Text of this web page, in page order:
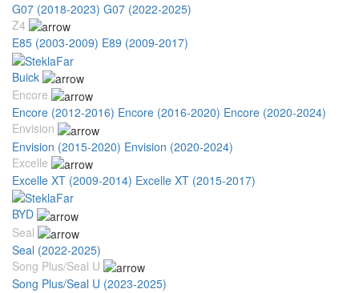
G07 (2018-2023) G07 (2022-2025)
Z4
E85 (2003-2009) E89 (2009-2017)
Buick
Encore
Encore (2012-2016) Encore (2016-2020) Encore (2020-2024)
Envision
Envision (2015-2020) Envision (2020-2024)
Excelle
Excelle XT (2009-2014) Excelle XT (2015-2017)
BYD
Seal
Seal (2022-2025)
Song Plus/Seal U
Song Plus/Seal U (2023-2025)